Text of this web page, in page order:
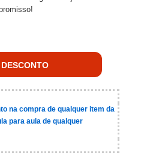
na compra de qualquer item da
para aula de qualquer